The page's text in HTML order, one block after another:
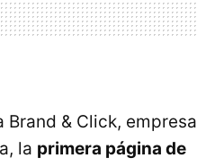
& Click, empresa
la primera página de